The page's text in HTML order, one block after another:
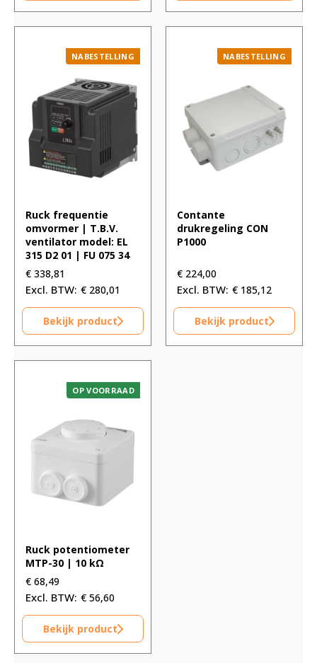
NABESTELLING
Ruck frequentie
omvormer | T.B.V.
ventilator model: EL
315 D2 01 | FU 075 34
€ 338,81
€ 280,01
Bekijk product
NABESTELLING
Contante
drukregeling CON
P1000
€ 224,00
€ 185,12
Bekijk product
OP VOORRAAD
Ruck potentiometer
MTP-30 | 10 kΩ
€ 68,49
€ 56,60
Bekijk product